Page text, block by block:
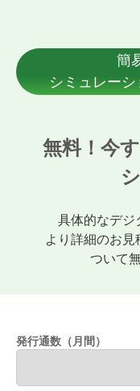
簡
シミュレー
無料！ 今
具体的なデジ
より詳細のお見
ついて